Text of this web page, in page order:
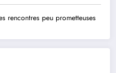
rencontres peu prometteuses